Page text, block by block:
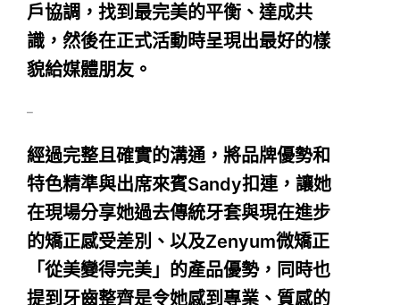
戶協調，找到最完美的平衡、達成共
識，然後在正式活動時呈現出最好的樣
貌給媒體朋友。
–
經過完整且確實的溝通，將品牌優勢和
特色精準與出席來賓Sandy扣連，讓她
在現場分享她過去傳統牙套與現在進步
的矯正感受差別、以及Zenyum微矯正
「從美變得完美」的產品優勢，同時也
提到牙齒整齊是令她感到專業、質感的